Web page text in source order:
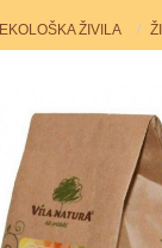
EKOLOŠKA ŽIVILA